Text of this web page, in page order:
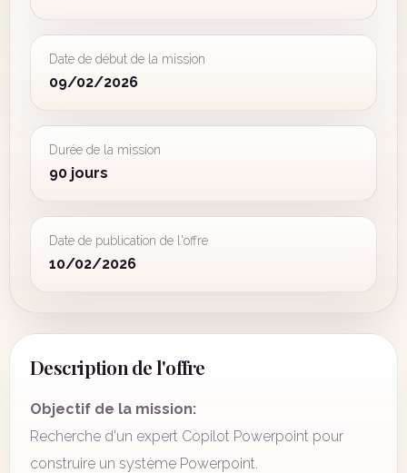
Date de début de la mission
09/02/2026
Durée de la mission
90 jours
Date de publication de l'offre
10/02/2026
Description de l'offre
Objectif de la mission:
Recherche d'un expert Copilot Powerpoint pour
construire un système Powerpoint.